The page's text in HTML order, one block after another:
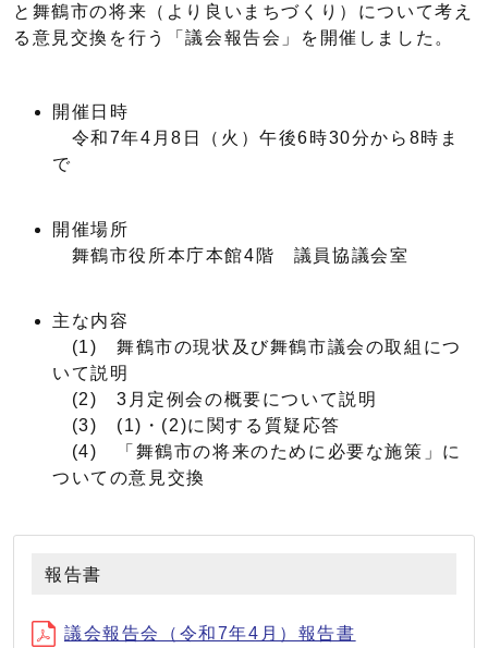
と舞鶴市の将来（より良いまちづくり）について考え
る意見交換を行う「議会報告会」を開催しました。
開催日時
令和7年4月8日（火）午後6時30分から8時ま
で
開催場所
舞鶴市役所本庁本館4階 議員協議会室
主な内容
(1) 舞鶴市の現状及び舞鶴市議会の取組につ
いて説明
(2) 3月定例会の概要について説明
(3) (1)・(2)に関する質疑応答
(4) 「舞鶴市の将来のために必要な施策」に
ついての意見交換
報告書
議会報告会（令和7年4月）報告書